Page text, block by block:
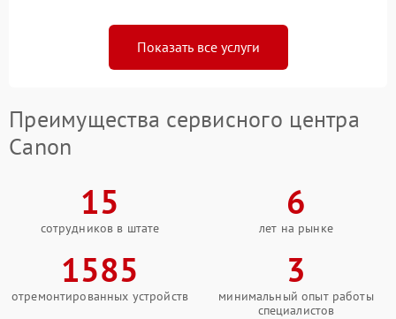
Показать все услуги
Преимущества сервисного центра
Canon
15
сотрудников в штате
6
лет на рынке
1585
отремонтированных устройств
3
минимальный опыт работы
специалистов